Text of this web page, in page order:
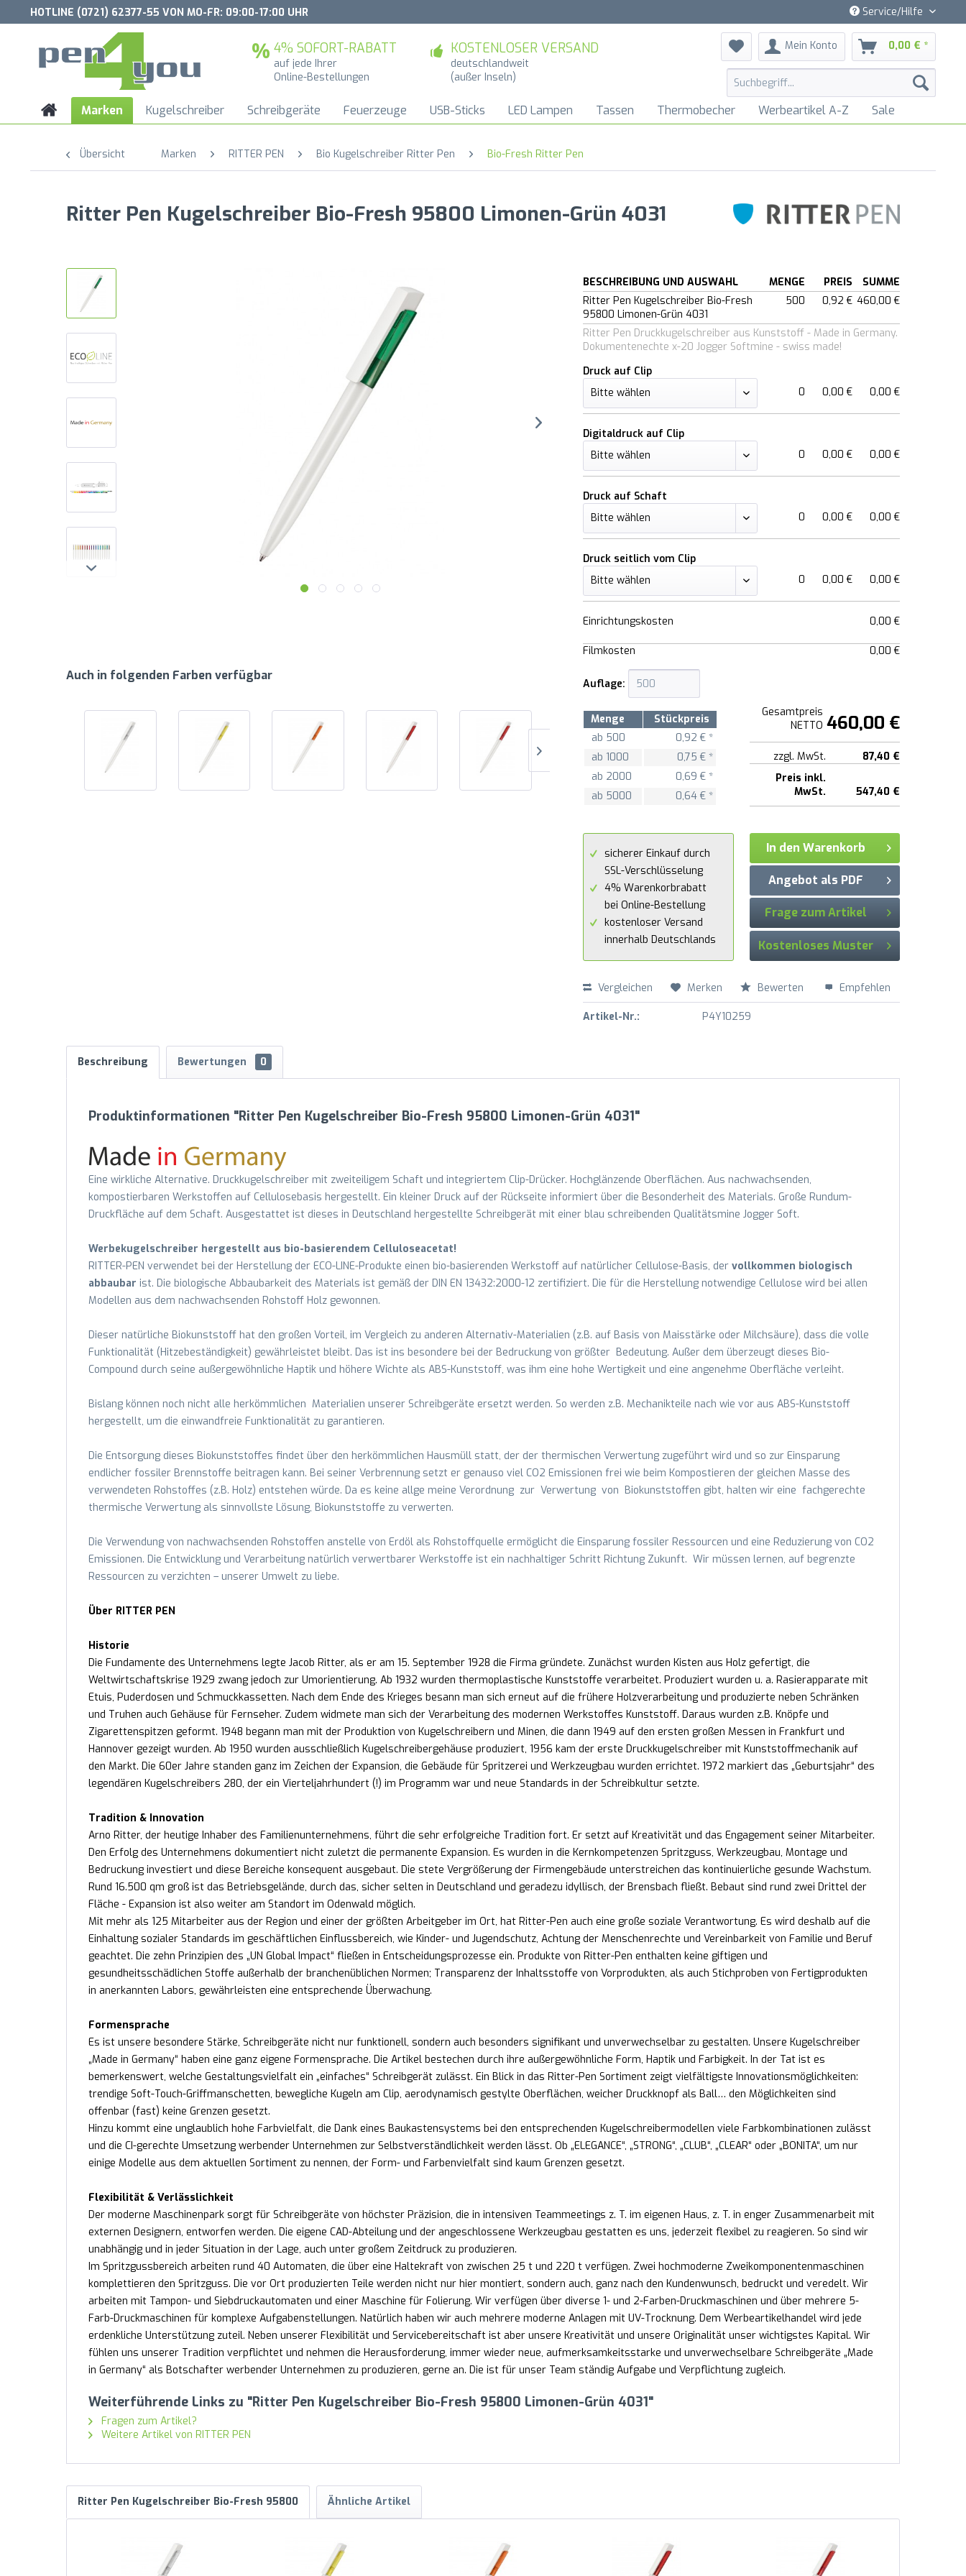
HOTLINE (0721) 62377-55 VON MO-FR: 09:00-17:00 UHR Service/Hilfe
4% SOFORT-RABATT
auf jede Ihrer
Online-Bestellungen
KOSTENLOSER VERSAND
deutschlandweit
(außer Inseln)
Mein Konto 0,00 € *
Marken Kugelschreiber Schreibgeräte Feuerzeuge USB-Sticks LED Lampen Tassen Thermobecher Werbeartikel A-Z Sale
Übersicht Marken RITTER PEN Bio Kugelschreiber Ritter Pen Bio-Fresh Ritter Pen
Ritter Pen Kugelschreiber Bio-Fresh 95800 Limonen-Grün 4031
Auch in folgenden Farben verfügbar
BESCHREIBUNG UND AUSWAHL MENGE PREIS
SUMME
Ritter Pen Kugelschreiber Bio-Fresh
95800 Limonen-Grün 4031
500 0,92 € 460,00 €
Ritter Pen Druckkugelschreiber aus Kunststoff - Made in Germany.
Dokumentenechte x-20 Jogger Softmine - swiss made!
Druck auf Clip
0
0,00 € 0,00 €
Digitaldruck auf Clip
0
0,00 € 0,00 €
Druck auf Schaft
0
0,00 € 0,00 €
Druck seitlich vom Clip
0
0,00 € 0,00 €
Einrichtungskosten 0,00 €
Filmkosten 0,00 €
Auflage:
Menge
Stückpreis
ab 500
0,92 € *
ab1000
0,75 € *
ab 2000
0,69 € *
ab 5000 0,64 € *
Gesamtpreis
NETTO 460,00 €
zzgl. MwSt.
87,40 €
Preis inkl.
MwSt.
547,40 €
sicherer Einkauf durch
SSL-Verschlüsselung
4% Warenkorbrabatt
bei Online-Bestellung
kostenloser Versand
innerhalb Deutschlands
In den Warenkorb
Angebot als PDF
Frage zum Artikel
Kostenloses Muster
Vergleichen Merken Bewerten Empfehlen
Artikel-Nr.: P4Y10259
Beschreibung Bewertungen 0
Produktinformationen "Ritter Pen Kugelschreiber Bio-Fresh 95800 Limonen-Grün 4031"
Eine wirkliche Alternative. Druckkugelschreiber mit zweiteiligem Schaft und integriertem Clip-Drücker. Hochglänzende Oberflächen. Aus nachwachsenden,
kompostierbaren Werkstoffen auf Cellulosebasis hergestellt. Ein kleiner Druck auf der Rückseite informiert über die Besonderheit des Materials. Große Rundum-
Druckfläche auf dem Schaft. Ausgestattet ist dieses in Deutschland hergestellte Schreibgerät mit einer blau schreibenden Qualitätsmine Jogger Soft.
Werbekugelschreiber hergestellt aus bio-basierendem Celluloseacetat!
RITTER-PEN verwendet bei der Herstellung der ECO-LINE-Produkte einen bio-basierenden Werkstoff auf natürlicher Cellulose-Basis, der vollkommen biologisch
abbaubar ist. Die biologische Abbaubarkeit des Materials ist gemäß der DIN EN 13432:2000-12 zertifiziert. Die für die Herstellung notwendige Cellulose wird bei allen
Modellen aus dem nachwachsenden Rohstoff Holz gewonnen.
Dieser natürliche Biokunststoff hat den großen Vorteil, im Vergleich zu anderen Alternativ-Materialien (z.B. auf Basis von Maisstärke oder Milchsäure), dass die volle
Funktionalität (Hitzebeständigkeit) gewährleistet bleibt. Das ist ins besondere bei der Bedruckung von größter Bedeutung. Außer dem überzeugt dieses Bio-
Compound durch seine außergewöhnliche Haptik und höhere Wichte als ABS-Kunststoff, was ihm eine hohe Wertigkeit und eine angenehme Oberfläche verleiht.
Bislang können noch nicht alle herkömmlichen Materialien unserer Schreibgeräte ersetzt werden. So werden z.B. Mechanikteile nach wie vor aus ABS-Kunststoff
hergestellt, um die einwandfreie Funktionalität zu garantieren.
Die Entsorgung dieses Biokunststoffes findet über den herkömmlichen Hausmüll statt, der der thermischen Verwertung zugeführt wird und so zur Einsparung
endlicher fossiler Brennstoffe beitragen kann. Bei seiner Verbrennung setzt er genauso viel CO2 Emissionen frei wie beim Kompostieren der gleichen Masse des
verwendeten Rohstoffes (z.B. Holz) entstehen würde. Da es keine allge meine Verordnung zur Verwertung von Biokunststoffen gibt, halten wir eine fachgerechte
thermische Verwertung als sinnvollste Lösung, Biokunststoffe zu verwerten.
Die Verwendung von nachwachsenden Rohstoffen anstelle von Erdöl als Rohstoffquelle ermöglicht die Einsparung fossiler Ressourcen und eine Reduzierung von CO2
Emissionen. Die Entwicklung und Verarbeitung natürlich verwertbarer Werkstoffe ist ein nachhaltiger Schritt Richtung Zukunft. Wir müssen lernen, auf begrenzte
Ressourcen zu verzichten – unserer Umwelt zu liebe.
Über RITTER PEN
Historie
Die Fundamente des Unternehmens legte Jacob Ritter, als er am 15. September 1928 die Firma gründete. Zunächst wurden Kisten aus Holz gefertigt, die
Weltwirtschaftskrise 1929 zwang jedoch zur Umorientierung. Ab 1932 wurden thermoplastische Kunststoffe verarbeitet. Produziert wurden u. a. Rasierapparate mit
Etuis, Puderdosen und Schmuckkassetten. Nach dem Ende des Krieges besann man sich erneut auf die frühere Holzverarbeitung und produzierte neben Schränken
und Truhen auch Gehäuse für Fernseher. Zudem widmete man sich der Verarbeitung des modernen Werkstoffes Kunststoff. Daraus wurden z.B. Knöpfe und
Zigarettenspitzen geformt. 1948 begann man mit der Produktion von Kugelschreibern und Minen, die dann 1949 auf den ersten großen Messen in Frankfurt und
Hannover gezeigt wurden. Ab 1950 wurden ausschließlich Kugelschreibergehäuse produziert, 1956 kam der erste Druckkugelschreiber mit Kunststoffmechanik auf
den Markt. Die 60er Jahre standen ganz im Zeichen der Expansion, die Gebäude für Spritzerei und Werkzeugbau wurden errichtet. 1972 markiert das „Geburtsjahr“ des
legendären Kugelschreibers 280, der ein Vierteljahrhundert (!) im Programm war und neue Standards in der Schreibkultur setzte.
Tradition & Innovation
Arno Ritter, der heutige Inhaber des Familienunternehmens, führt die sehr erfolgreiche Tradition fort. Er setzt auf Kreativität und das Engagement seiner Mitarbeiter.
Den Erfolg des Unternehmens dokumentiert nicht zuletzt die permanente Expansion. Es wurden in die Kernkompetenzen Spritzguss, Werkzeugbau, Montage und
Bedruckung investiert und diese Bereiche konsequent ausgebaut. Die stete Vergrößerung der Firmengebäude unterstreichen das kontinuierliche gesunde Wachstum.
Rund 16.500 qm groß ist das Betriebsgelände, durch das, sicher selten in Deutschland und geradezu idyllisch, der Brensbach fließt. Bebaut sind rund zwei Drittel der
Fläche - Expansion ist also weiter am Standort im Odenwald möglich.
Mit mehr als 125 Mitarbeiter aus der Region und einer der größten Arbeitgeber im Ort, hat Ritter-Pen auch eine große soziale Verantwortung. Es wird deshalb auf die
Einhaltung sozialer Standards im geschäftlichen Einflussbereich, wie Kinder- und Jugendschutz, Achtung der Menschenrechte und Vereinbarkeit von Familie und Beruf
geachtet. Die zehn Prinzipien des „UN Global Impact“ fließen in Entscheidungsprozesse ein. Produkte von Ritter-Pen enthalten keine giftigen und
gesundheitsschädlichen Stoffe außerhalb der branchenüblichen Normen; Transparenz der Inhaltsstoffe von Vorprodukten, als auch Stichproben von Fertigprodukten
in anerkannten Labors, gewährleisten eine entsprechende Überwachung.
Formensprache
Es ist unsere besondere Stärke, Schreibgeräte nicht nur funktionell, sondern auch besonders signifikant und unverwechselbar zu gestalten. Unsere Kugelschreiber
„Made in Germany“ haben eine ganz eigene Formensprache. Die Artikel bestechen durch ihre außergewöhnliche Form, Haptik und Farbigkeit. In der Tat ist es
bemerkenswert, welche Gestaltungsvielfalt ein „einfaches“ Schreibgerät zulässt. Ein Blick in das Ritter-Pen Sortiment zeigt vielfältigste Innovationsmöglichkeiten:
trendige Soft-Touch-Griffmanschetten, bewegliche Kugeln am Clip, aerodynamisch gestylte Oberflächen, weicher Druckknopf als Ball… den Möglichkeiten sind
offenbar (fast) keine Grenzen gesetzt.
Hinzu kommt eine unglaublich hohe Farbvielfalt, die Dank eines Baukastensystems bei den entsprechenden Kugelschreibermodellen viele Farbkombinationen zulässt
und die CI-gerechte Umsetzung werbender Unternehmen zur Selbstverständlichkeit werden lässt. Ob „ELEGANCE“, „STRONG“, „CLUB“, „CLEAR“ oder „BONITA“, um nur
einige Modelle aus dem aktuellen Sortiment zu nennen, der Form- und Farbenvielfalt sind kaum Grenzen gesetzt.
Flexibilität & Verlässlichkeit
Der moderne Maschinenpark sorgt für Schreibgeräte von höchster Präzision, die in intensiven Teammeetings z. T. im eigenen Haus, z. T. in enger Zusammenarbeit mit
externen Designern, entworfen werden. Die eigene CAD-Abteilung und der angeschlossene Werkzeugbau gestatten es uns, jederzeit flexibel zu reagieren. So sind wir
unabhängig und in jeder Situation in der Lage, auch unter großem Zeitdruck zu produzieren.
Im Spritzgussbereich arbeiten rund 40 Automaten, die über eine Haltekraft von zwischen 25 t und 220 t verfügen. Zwei hochmoderne Zweikomponentenmaschinen
komplettieren den Spritzguss. Die vor Ort produzierten Teile werden nicht nur hier montiert, sondern auch, ganz nach den Kundenwunsch, bedruckt und veredelt. Wir
arbeiten mit Tampon- und Siebdruckautomaten und einer Maschine für Folierung. Wir verfügen über diverse 1- und 2-Farben-Druckmaschinen und über mehrere 5-
Farb-Druckmaschinen für komplexe Aufgabenstellungen. Natürlich haben wir auch mehrere moderne Anlagen mit UV-Trocknung. Dem Werbeartikelhandel wird jede
erdenkliche Unterstützung zuteil. Neben unserer Flexibilität und Servicebereitschaft ist aber unsere Kreativität und unsere Originalität unser wichtigstes Kapital. Wir
fühlen uns unserer Tradition verpflichtet und nehmen die Herausforderung, immer wieder neue, aufmerksamkeitsstarke und unverwechselbare Schreibgeräte „Made
in Germany“ als Botschafter werbender Unternehmen zu produzieren, gerne an. Die ist für unser Team ständig Aufgabe und Verpflichtung zugleich.
Weiterführende Links zu "Ritter Pen Kugelschreiber Bio-Fresh 95800 Limonen-Grün 4031"
Fragen zum Artikel?
Weitere Artikel von RITTER PEN
Ritter Pen Kugelschreiber Bio-Fresh 95800 Ähnliche Artikel